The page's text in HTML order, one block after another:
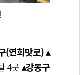
(연희맛로) ▴
4곳▴강동구